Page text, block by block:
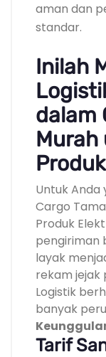
aman dan
standar.
Inilah
dalam
Murah
Untuk Anda
Cargo
Produk
pengiriman
layak
rekam jejak
Logistik
banyak
Tarif